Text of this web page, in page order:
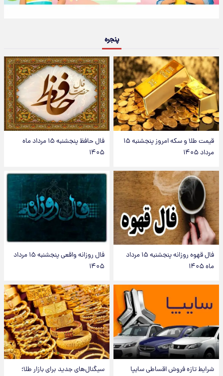
پنجره
قیمت طلا و سکه امروز پنجشنبه ۱۵
مرداد ۱۴۰۵
فال حافظ پنجشنبه ۱۵ مرداد ماه
۱۴۰۵
فال قهوه روزانه پنجشنبه ۱۵ مرداد
ماه ۱۴۰۵
فال روزانه واقعی پنجشنبه ۱۵ مرداد
۱۴۰۵
شرایط تازه فروش اقساطی سایپا
سیگنال‌های جدید برای بازار طلا؛